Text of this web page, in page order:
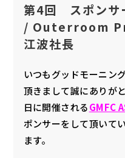
第4回 スポンサ
/ Outerroom
江波社長
いつもグッドモーニン
頂きまして誠にありが
日に開催されるGMFC
ポンサーをして頂いて
ます。